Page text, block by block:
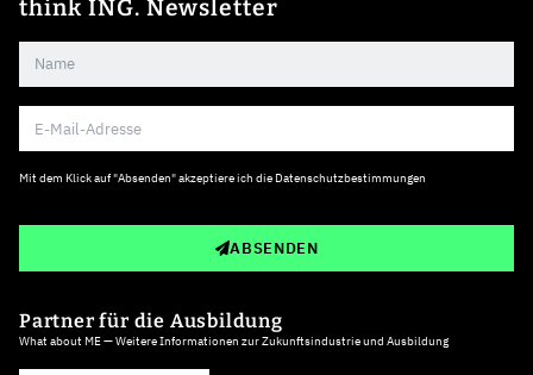
think ING. Newsletter
Mit dem Klick auf "Absenden" akzeptiere ich die Datenschutzbestimmungen
ABSENDEN
Partner für die Ausbildung
What about ME — Weitere Informationen zur Zukunftsindustrie und Ausbildung